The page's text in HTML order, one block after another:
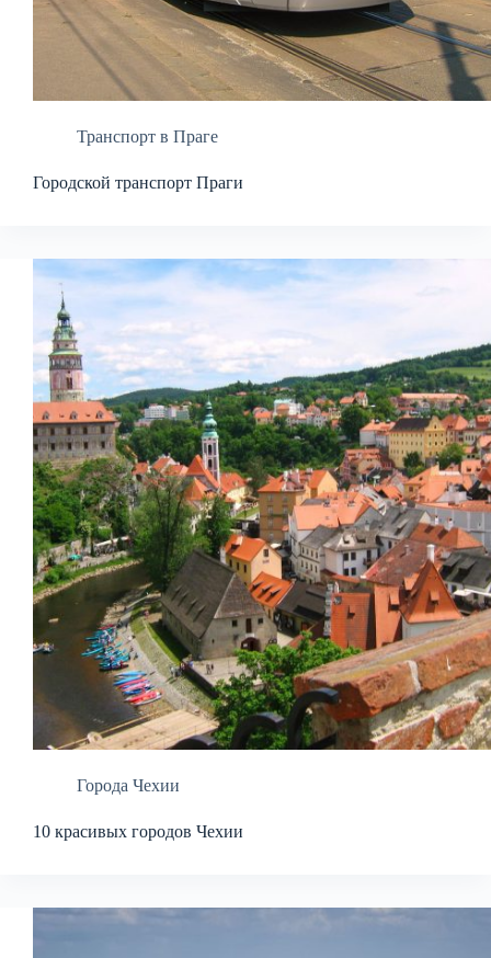
Транспорт в Праге
Городской транспорт Праги
Города Чехии
10 красивых городов Чехии